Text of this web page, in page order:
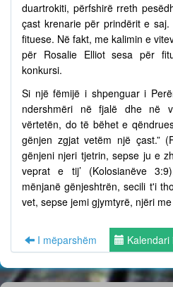
duartrokiti, përfshirë rreth
çast krenarie për prindërit e
fituese. Në fakt, me kalimin e
për Rosalie Elliot sesa për
konkursi.
Si një fëmijë i shpenguar i
ndershmëri në fjalë dhe në
vërtetën, do të bëhet e
gënjen zgjat vetëm një çast.”
gënjeni njeri tjetrin, sepse ju e
veprat e tij’ (Kolosianëve
mënjanë gënjeshtrën, secili t'i
vet, sepse jemi gjymtyrë, njëri
I mëparshëm Kalendari